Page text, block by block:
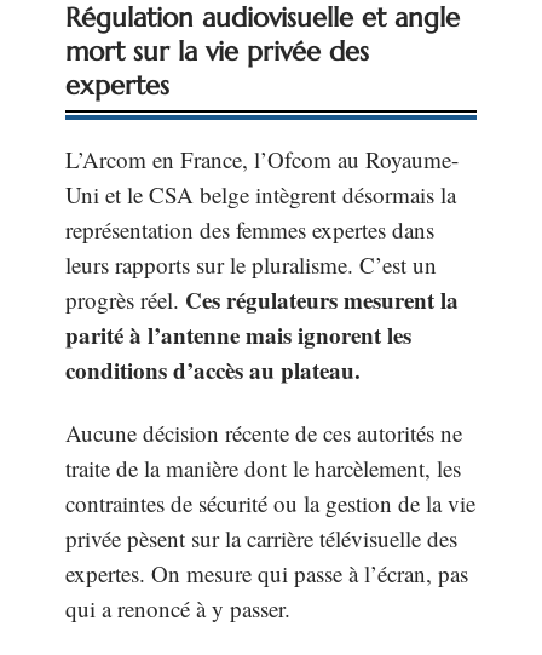
Régulation audiovisuelle et angle
mort sur la vie privée des
expertes
L’Arcom en France, l’Ofcom au Royaume-
Uni et le CSA belge intègrent désormais la
représentation des femmes expertes dans
leurs rapports sur le pluralisme. C’est un
progrès réel. Ces régulateurs mesurent la
parité à l’antenne mais ignorent les
conditions d’accès au plateau.
Aucune décision récente de ces autorités ne
traite de la manière dont le harcèlement, les
contraintes de sécurité ou la gestion de la vie
privée pèsent sur la carrière télévisuelle des
expertes. On mesure qui passe à l’écran, pas
qui a renoncé à y passer.